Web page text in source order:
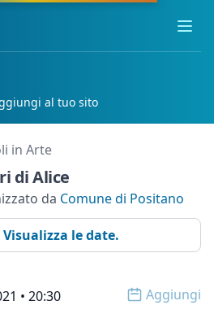
al tuo sito
in Arte
di Alice
da Comune di Positano
le date.
• 20:30 Open
Aggiungi